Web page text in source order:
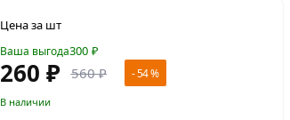
Цена за шт
Ваша выгода300 ₽
260 ₽ 560 ₽ - 54 %
В наличии